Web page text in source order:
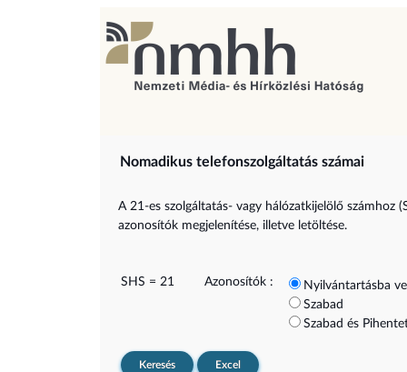
Nomadikus telefonszolgáltatás számai
A 21-es szolgáltatás- vagy hálózatkijelölő számhoz
azonosítók megjelenítése, illetve letöltése.
SHS = 21 Azonosítók :
Nyilvántartásba
Szabad
Szabad és
Keresés Excel